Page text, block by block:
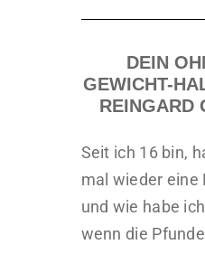
DEIN
GEWICHT-
REINGARD
Seit ich 16 bin,
mal wieder eine
und wie habe
wenn die